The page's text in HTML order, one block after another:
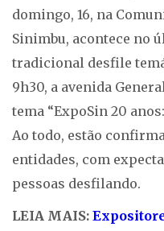
domingo, 16, na
Sinimbu, acontece no
tradicional desfile
9h30, a avenida
tema “ExpoSin 20
Ao todo, estão
entidades, com
pessoas desfilando.
LEIA MAIS: